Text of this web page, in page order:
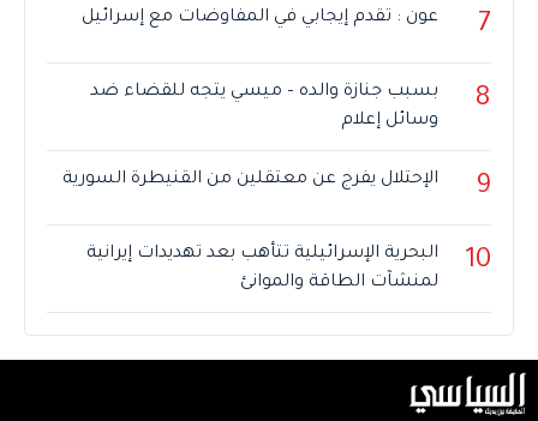
7 عون : تقدم إيجابي في المفاوضات مع إسرائيل
8
بسبب جنازة والده – ميسي يتجه للقضاء ضد
وسائل إعلام
9 الإحتلال يفرج عن معتقلين من القنيطرة السورية
10
البحرية الإسرائيلية تتأهب بعد تهديدات إيرانية
لمنشآت الطاقة والموانئ